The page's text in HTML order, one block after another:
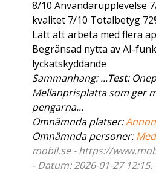
8/10 Användarupplevelse
kvalitet 7/10 Totalbetyg
Lätt att arbeta med flera
Begränsad nytta av AI-
lyckatskyddande
Sammanhang: ...Test:
Mellanprisplatta som ger
pengarna...
Omnämnda platser:
Omnämnda personer:
mobil.se - https://
- Datum: 2026-01-27 12:15.